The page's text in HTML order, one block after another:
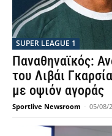
SUPER LEAGUE 1
Παναθηναϊκός:
του Λιβάι
με οψιόν αγοράς
Sportlive Newsroom - 05/08/